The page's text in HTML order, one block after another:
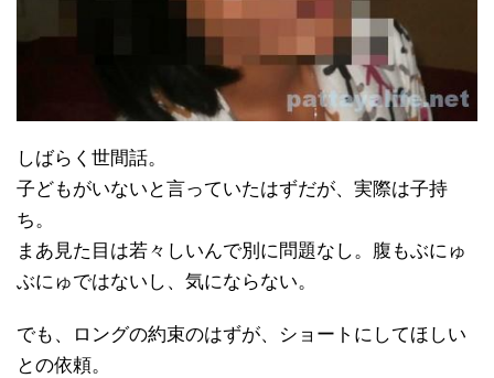
しばらく世間話。
子どもがいないと言っていたはずだが、実際は子持
ち。
まあ見た目は若々しいんで別に問題なし。腹もぶにゅ
ぶにゅではないし、気にならない。
でも、ロングの約束のはずが、ショートにしてほしい
との依頼。